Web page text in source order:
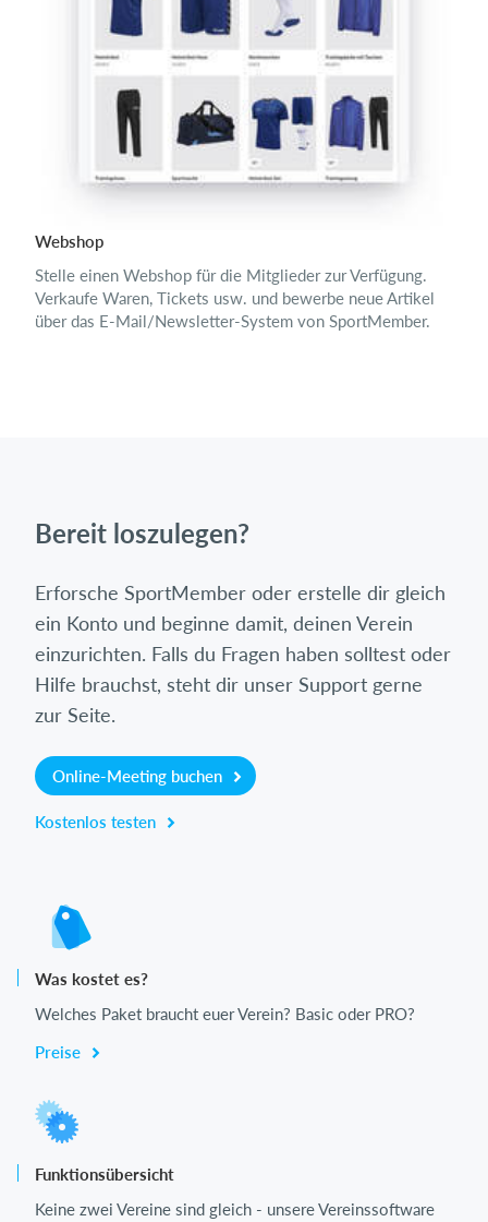
Webshop
Stelle einen Webshop für die Mitglieder zur Verfügung.
Verkaufe Waren, Tickets usw. und bewerbe neue Artikel
über das E-Mail/Newsletter-System von SportMember.
Bereit loszulegen?
Erforsche SportMember oder erstelle dir gleich
ein Konto und beginne damit, deinen Verein
einzurichten. Falls du Fragen haben solltest oder
Hilfe brauchst, steht dir unser Support gerne
zur Seite.
Online-Meeting buchen
Kostenlos testen
Was kostet es?
Welches Paket braucht euer Verein? Basic oder PRO?
Preise
Funktionsübersicht
Keine zwei Vereine sind gleich - unsere Vereinssoftware